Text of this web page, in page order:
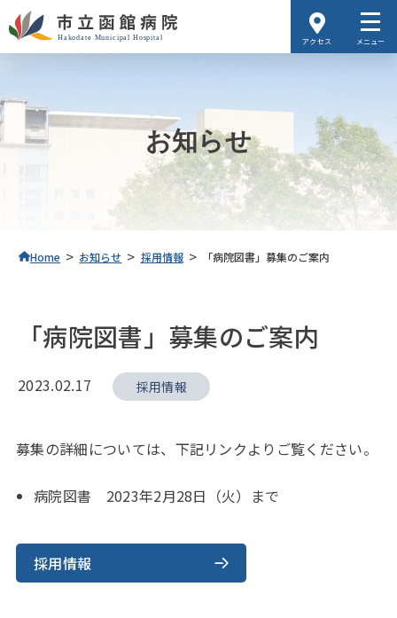
アクセス メニュー
お知らせ
Home > お知らせ > 採用情報 > 「病院図書」募集のご案内
「病院図書」募集のご案内
2023.02.17 採用情報
募集の詳細については、下記リンクよりご覧ください。
病院図書 2023年2月28日（火）まで
採用情報